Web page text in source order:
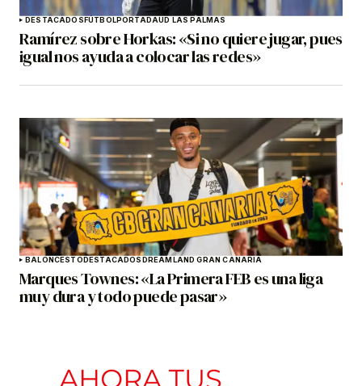
DESTACADOSFÚTBOLPORTADAUD LAS PALMAS
Ramírez sobre Horkas: «Si no quiere jugar, pues
igual nos ayuda a colocar las redes»
BALONCESTODESTACADOSDREAMLAND GRAN CANARIA
Marques Townes: «La Primera FEB es una liga
muy dura y todo puede pasar»